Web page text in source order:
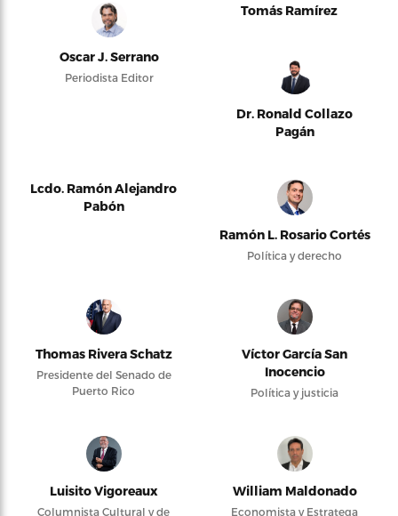
Oscar J. Serrano
Periodista Editor
Tomás Ramírez
Dr. Ronald Collazo
Pagán
Lcdo. Ramón Alejandro
Pabón
Ramón L. Rosario Cortés
Política y derecho
Thomas Rivera Schatz
Presidente del Senado de
Puerto Rico
Víctor García San
Inocencio
Política y justicia
Luisito Vigoreaux
Columnista Cultural y de
William Maldonado
Economista y Estratega